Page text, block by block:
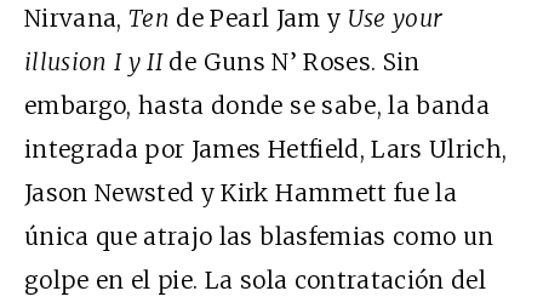
Nirvana,Ten de Pearl Jam y Use your
illusion I y IIde Guns N’ Roses. Sin
embargo, hasta donde se sabe, la banda
integrada por James Hetfield, Lars Ulrich,
Jason Newsted y Kirk Hammett fue la
única que atrajo las blasfemias como un
golpe en el pie. La sola contratación del